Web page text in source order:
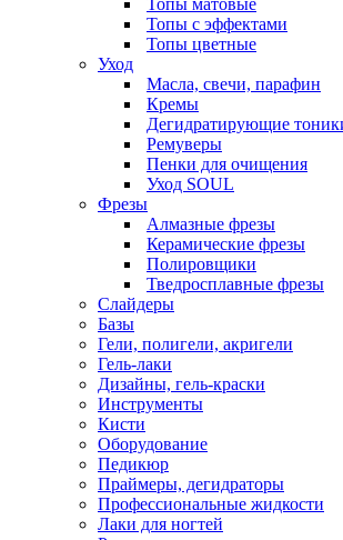
Топы матовые
Топы с эффектами
Топы цветные
Уход
Масла, свечи, парафин
Кремы
Дегидратирующие
Ремуверы
Пенки для очищения
Уход SOUL
Фрезы
Алмазные фрезы
Керамические фрезы
Полировщики
Тведросплавные фрезы
Слайдеры
Базы
Гели, полигели, акригели
Гель-лаки
Дизайны, гель-краски
Инструменты
Кисти
Оборудование
Педикюр
Праймеры, дегидраторы
Профессиональные жидкости
Лаки для ногтей